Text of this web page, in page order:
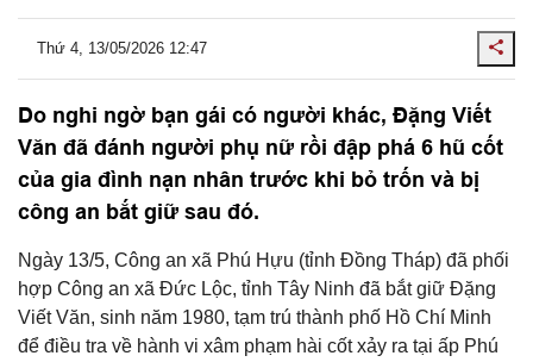
Thứ 4, 13/05/2026 12:47
Do nghi ngờ bạn gái có người khác, Đặng Viết
Văn đã đánh người phụ nữ rồi đập phá 6 hũ cốt
của gia đình nạn nhân trước khi bỏ trốn và bị
công an bắt giữ sau đó.
Ngày 13/5, Công an xã Phú Hựu (tỉnh Đồng Tháp) đã phối
hợp Công an xã Đức Lộc, tỉnh Tây Ninh đã bắt giữ Đặng
Viết Văn, sinh năm 1980, tạm trú thành phố Hồ Chí Minh
để điều tra về hành vi xâm phạm hài cốt xảy ra tại ấp Phú